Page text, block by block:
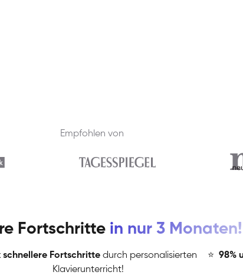
Empfohlen von
Fortschritte in nur 3 Monaten!
schnellere Fortschritte durch personalisierten
Klavierunterricht!
⭐ 98%